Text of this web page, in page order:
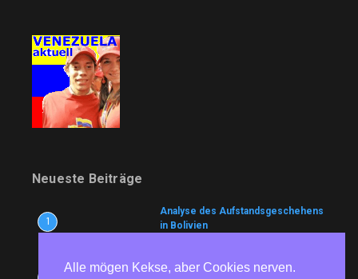
Neueste Beiträge
1
Analyse des Aufstandsgeschehens
in Bolivien
Wem nutzt es?
Alle mögen Kekse, aber Cookies nerven.